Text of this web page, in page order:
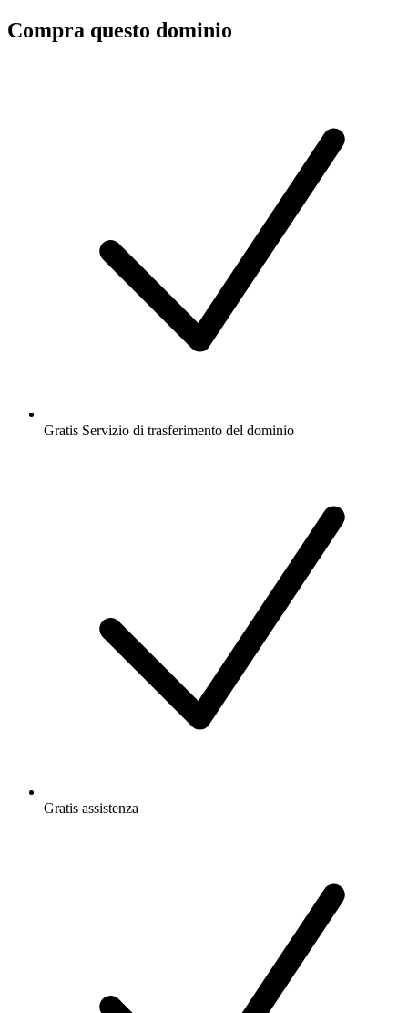
Compra questo dominio
Gratis Servizio di trasferimento del dominio
Gratis assistenza